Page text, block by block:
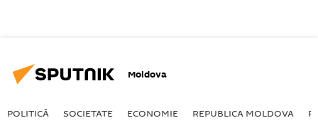
Moldova
POLITICĂ SOCIETATE ECONOMIE REPUBLICA MOLDOVA